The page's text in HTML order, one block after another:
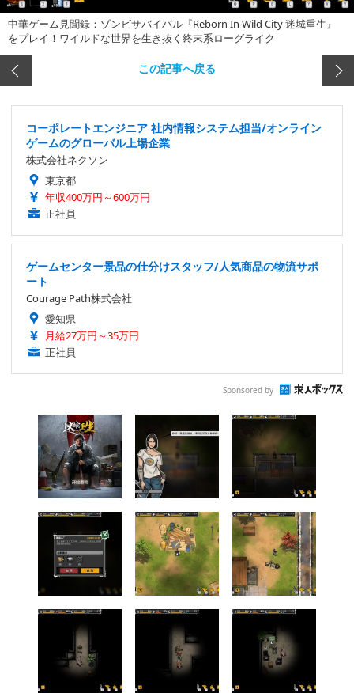
中華ゲーム見聞録：ゾンビサバイバル『Reborn In Wild City 迷城重生』
をプレイ！ワイルドな世界を生き抜く終末系ローグライク
この記事へ戻る
コーポレートエンジニア 社内情報システム担当/オンライン
ゲームのグローバル上場企業
株式会社ネクソン
東京都
年収400万円～600万円
正社員
ゲームセンター景品の仕分けスタッフ/人気商品の物流サポ
ート
Courage Path株式会社
愛知県
月給27万円～35万円
正社員
Sponsored by